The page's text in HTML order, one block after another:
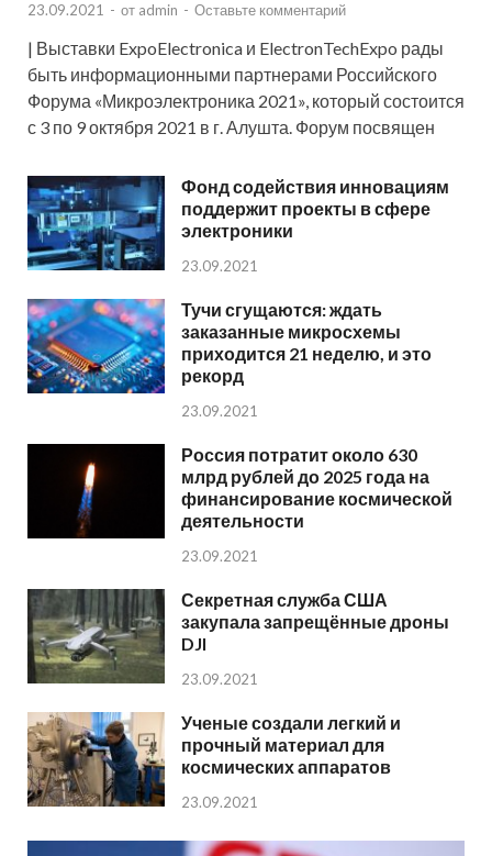
23.09.2021 - от admin - Оставьте комментарий
| Выставки ExpoElectronica и ElectronTechExpo рады
быть информационными партнерами Российского
Форума «Микроэлектроника 2021», который состоится
с 3 по 9 октября 2021 в г. Алушта. Форум посвящен
Фонд содействия инновациям
поддержит проекты в сфере
электроники
23.09.2021
Тучи сгущаются: ждать
заказанные микросхемы
приходится 21 неделю, и это
рекорд
23.09.2021
Россия потратит около 630
млрд рублей до 2025 года на
финансирование космической
деятельности
23.09.2021
Секретная служба США
закупала запрещённые дроны
DJI
23.09.2021
Ученые создали легкий и
прочный материал для
космических аппаратов
23.09.2021